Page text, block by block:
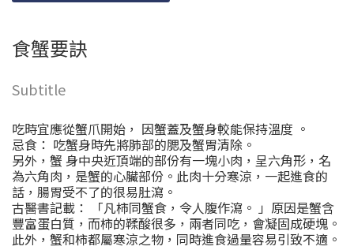
食蟹要訣
Subtitle
吃時宜應從蟹爪開始， 因蟹蓋及蟹身較能保持溫度 。
忌食： 吃蟹身時先將肺部的腮及蟹胃清除。
另外，蟹 身中央近頂端的部份有一塊小肉，呈六角形，名
為六角肉，是蟹的心臟部份。此肉十分寒涼，一起進食的
話，腸胃受不了的很易肚瀉。
古醫書記載： 「凡柿同蟹食，令人腹作瀉。 」原因是蟹含
豐富蛋白質，而柿的鞣酸很多，兩者同吃，會凝固成硬塊。
此外，蟹和柿都屬寒涼之物，同時進食過量容易引致不適。